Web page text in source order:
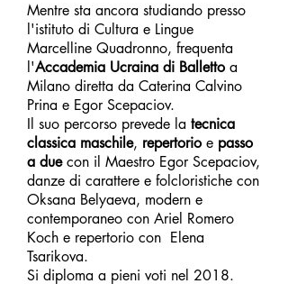
Mentre sta ancora studiando presso
l'istituto di Cultura e Lingue
Marcelline Quadronno, frequenta
l'Accademia Ucraina di Balletto a
Milano diretta da Caterina Calvino
Prina e Egor Scepaciov.
Il suo percorso prevede la tecnica
classica maschile, repertorio e passo
a duecon il Maestro Egor Scepaciov,
danze di carattere e folcloristiche con
Oksana Belyaeva, modern e
contemporaneo con Ariel Romero
Koch e repertorio con Elena
Tsarikova.
Si diploma a pieni voti nel 2018.